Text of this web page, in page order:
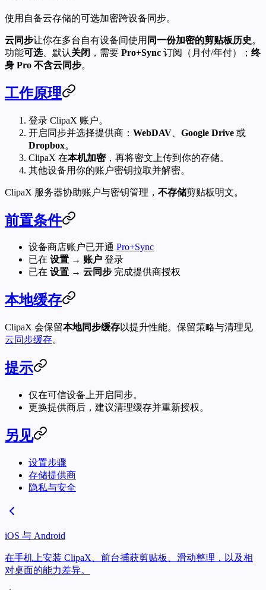
使用自备云存储的可选加密跨设备同步。
云同步让你在多台自有设备间使用 同一份加密的剪贴板历史 。
功能可选、默认关闭 ，需要 Pro+Sync 订阅（月付/年付）； 终
身 Pro 不含云同步。
工作原理
登录 ClipaX 账户。
开启同步并选择提供商： WebDAV Google Drive 或
Dropbox。
ClipaX 在本机加密，再将密文上传到你的存储。
其他设备用你的账户密钥拉取并解密。
ClipaX 服务器协助账户与密钥管理， 不存储剪贴板明文。
前置条件
设备商店账户已开通 Pro+Sync
已在 设置 → 账户 登录
已在 设置 → 云同步 完成提供商授权
本地缓存
ClipaX 会保留本地同步缓存以提升性能。保留策略与清理见
云同步缓存。
提示
仅在可信设备上开启同步。
更换提供商后，建议清理缓存并重新授权。
另见
设置步骤
存储提供商
隐私与安全
iOS 与 Android
在手机上安装 ClipaX、前台捕获剪贴板、滑动整理，以及相
对桌面的能力差异。